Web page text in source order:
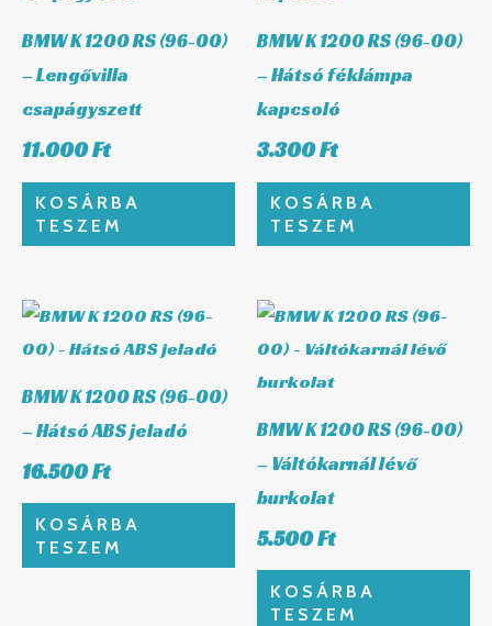
BMW K 1200 RS (96-00)
– Lengővilla
csapágyszett
11.000Ft
KOSÁRBA
TESZEM
BMW K 1200 RS (96-00)
– Hátsó féklámpa
kapcsoló
3.300Ft
KOSÁRBA
TESZEM
BMW K 1200 RS (96-00)
– Hátsó ABS jeladó
16.500Ft
KOSÁRBA
TESZEM
BMW K 1200 RS (96-00)
– Váltókarnál lévő
burkolat
5.500Ft
KOSÁRBA
TESZEM